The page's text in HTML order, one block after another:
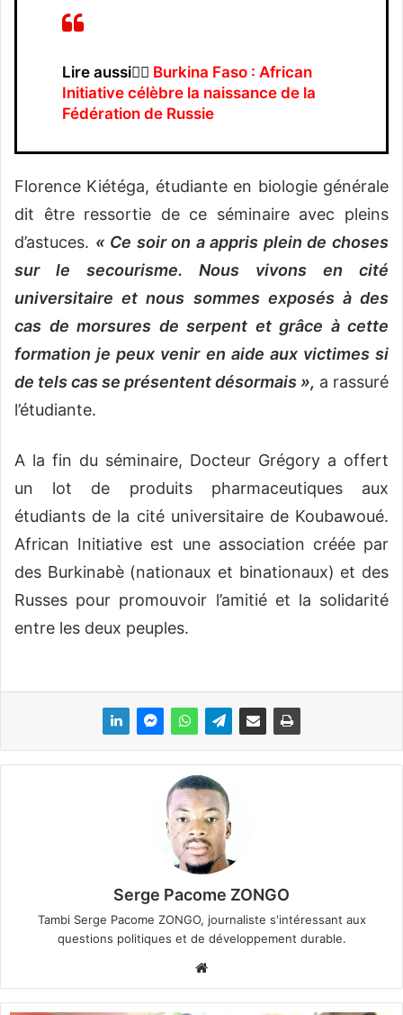
Lire aussi👉🏿 Burkina Faso : African
Initiative célèbre la naissance de la
Fédération de Russie
Florence Kiétéga, étudiante en biologie générale
dit être ressortie de ce séminaire avec pleins
d’astuces. « Ce soir on a appris plein de choses
sur le secourisme. Nous vivons en cité
universitaire et nous sommes exposés à des
cas de morsures de serpent et grâce à cette
formation je peux venir en aide aux victimes si
de tels cas se présentent désormais », a rassuré
l’étudiante.
A la fin du séminaire, Docteur Grégory a offert
un lot de produits pharmaceutiques aux
étudiants de la cité universitaire de Koubawoué.
African Initiative est une association créée par
des Burkinabè (nationaux et binationaux) et des
Russes pour promouvoir l’amitié et la solidarité
entre les deux peuples.
Serge Pacome ZONGO
Tambi Serge Pacome ZONGO, journaliste s'intéressant aux
questions politiques et de développement durable.
bsi